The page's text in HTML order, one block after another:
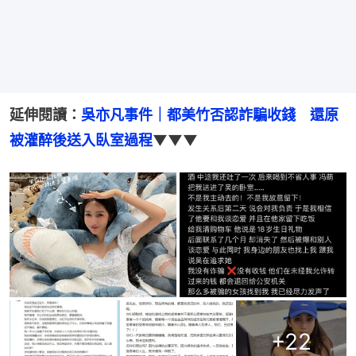
延伸閱讀： 吳亦凡事件｜都美竹否認詐騙收錢　還原
被灌醉後送入臥室過程▼▼▼
+22